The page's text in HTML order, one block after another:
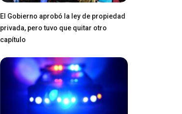
El Gobierno aprobó la ley de propiedad
privada, pero tuvo que quitar otro
capítulo